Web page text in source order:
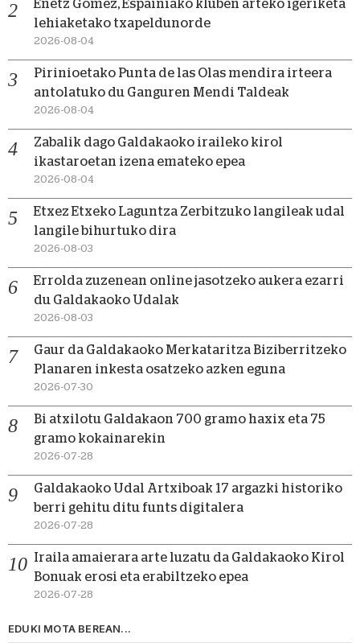
Enetz Gomez, Espainiako kluben arteko igeriketa
lehiaketako txapeldunorde
2026-08-04
Pirinioetako Punta de las Olas mendira irteera
antolatuko du Ganguren Mendi Taldeak
2026-08-04
Zabalik dago Galdakaoko iraileko kirol
ikastaroetan izena emateko epea
2026-08-04
Etxez Etxeko Laguntza Zerbitzuko langileak udal
langile bihurtuko dira
2026-08-03
Errolda zuzenean online jasotzeko aukera ezarri
du Galdakaoko Udalak
2026-08-03
Gaur da Galdakaoko Merkataritza Biziberritzeko
Planaren inkesta osatzeko azken eguna
2026-07-30
Bi atxilotu Galdakaon 700 gramo haxix eta 75
gramo kokainarekin
2026-07-28
Galdakaoko Udal Artxiboak 17 argazki historiko
berri gehitu ditu funts digitalera
2026-07-28
Iraila amaierara arte luzatu da Galdakaoko Kirol
Bonuak erosi eta erabiltzeko epea
2026-07-28
EDUKI MOTA BEREAN...